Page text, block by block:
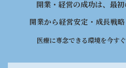
開業・経営の成功は、最初
開業から経営安定・成長戦略
医療に専念できる環境を今す